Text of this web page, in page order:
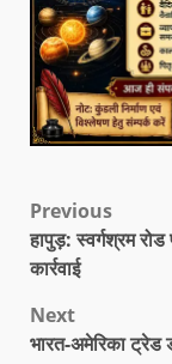
Previous
हापुड़: स्वर्गश्रम
कार्रवाई
Next
भारत-अमेरिका ट्रेड